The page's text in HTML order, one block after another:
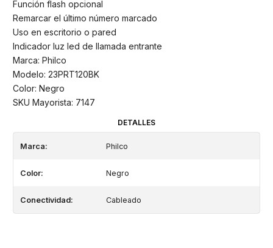
Función flash opcional
Remarcar el último número marcado
Uso en escritorio o pared
Indicador luz led de llamada entrante
Marca: Philco
Modelo: 23PRT120BK
Color: Negro
SKU Mayorista: 7147
DETALLES
Marca: Philco
Color: Negro
Conectividad: Cableado